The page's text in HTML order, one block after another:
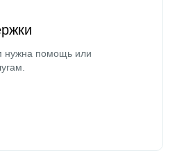
нужна помощь или